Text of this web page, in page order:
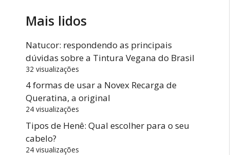
Mais lidos
Natucor: respondendo as principais
dúvidas sobre a Tintura Vegana do Brasil
32 visualizações
4 formas de usar a Novex Recarga de
Queratina, a original
24 visualizações
Tipos de Henê: Qual escolher para o seu
cabelo?
24 visualizações